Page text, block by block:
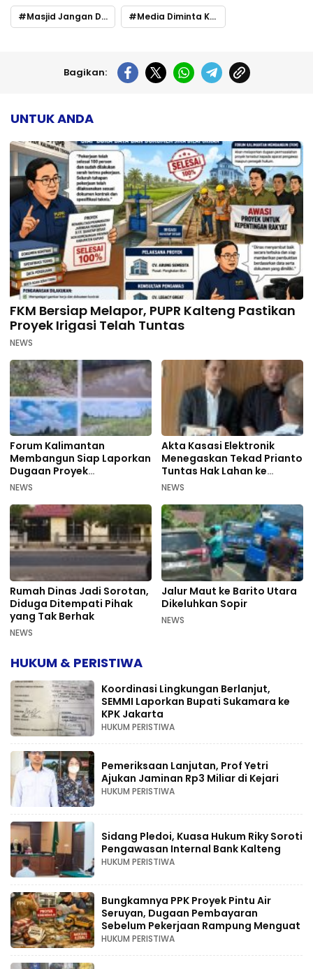
Masjid Jangan Dijadikan Panggung Opini Sepihak Media Diminta Kedepankan Etika Jurnalistik
Bagikan:
UNTUK ANDA
FKM Bersiap Melapor, PUPR Kalteng Pastikan
Proyek Irigasi Telah Tuntas
NEWS
Forum Kalimantan
Membangun Siap Laporkan
Dugaan Proyek
Bermasalah PUPR Kalteng
NEWS
Akta Kasasi Elektronik
Menegaskan Tekad Prianto
Tuntas Hak Lahan ke
Mahkamah Agung
NEWS
Rumah Dinas Jadi Sorotan,
Diduga Ditempati Pihak
yang Tak Berhak
NEWS
Jalur Maut ke Barito Utara
Dikeluhkan Sopir
NEWS
HUKUM & PERISTIWA
Koordinasi Lingkungan Berlanjut,
SEMMI Laporkan Bupati Sukamara ke
KPK Jakarta
HUKUM PERISTIWA
Pemeriksaan Lanjutan, Prof Yetri
Ajukan Jaminan Rp3 Miliar di Kejari
HUKUM PERISTIWA
Sidang Pledoi, Kuasa Hukum Riky Soroti
Pengawasan Internal Bank Kalteng
HUKUM PERISTIWA
Bungkamnya PPK Proyek Pintu Air
Seruyan, Dugaan Pembayaran
Sebelum Pekerjaan Rampung Menguat
HUKUM PERISTIWA